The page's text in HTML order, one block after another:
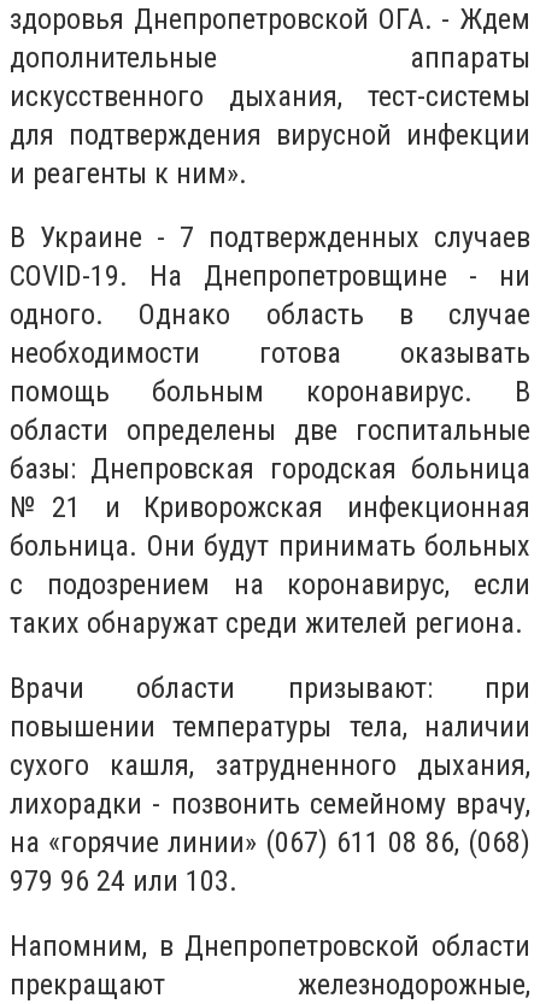
здоровья Днепропетровской ОГА. - Ждем
дополнительные аппараты
искусственного дыхания, тест-системы
для подтверждения вирусной инфекции
и реагенты к ним».
В Украине - 7 подтвержденных случаев
COVID-19. На Днепропетровщине - ни
одного. Однако область в случае
необходимости готова оказывать
помощь больным коронавирус. В
области определены две госпитальные
базы: Днепровская городская больница
№21 и Криворожская инфекционная
больница. Они будут принимать больных
с подозрением на коронавирус, если
таких обнаружат среди жителей региона.
Врачи области призывают: при
повышении температуры тела, наличии
сухого кашля, затрудненного дыхания,
лихорадки - позвонить семейному врачу,
на «горячие линии» (067) 611 08 86, (068)
979 96 24 или 103.
Напомним, в Днепропетровской области
прекращают железнодорожные,